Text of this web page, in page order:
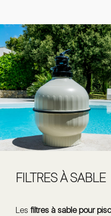
FILTRES À SABLE
Lesfiltres à sable pour